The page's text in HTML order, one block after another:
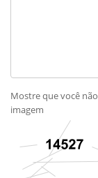
Mostre que você
imagem